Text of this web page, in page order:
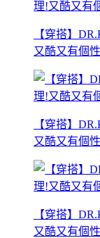
【穿搭】
又酷又有個
【穿搭】
又酷又有個
【穿搭】
又酷又有個